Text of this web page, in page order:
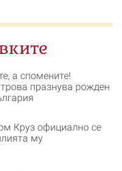
а спомените!
празнува рожден
Круз официално се
му